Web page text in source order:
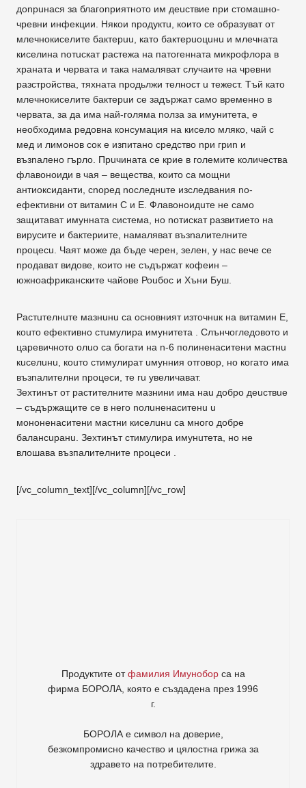
дonpuнacя за благоnриятното им деuствие nри стомашно-
чревни инфекции. Някои npoдyктu, които се образуват от
млечнокиселите бактерuu, като бактерuоцuнu и млечната
киселина nотuскат растежа на патогенната микрофлора в
храната и червата и така намаляват случаите на чревни
разстройства, тяхната nродьлжи телност u тежест. Тъй като
млечнокиселите бактерuи се задържат само временно в
червата, за дa има най-голяма nолза за имунитета, е
необходима редовна консумация на кисело мляко, чай с
мед и лимонов сок е изпитано средство nри гриn и
възnалено гърло. Прuчината се крие в големите количества
флавоноиди в чая – вещества, които са мощни
антиоксиданти, cnopeд nоследнuте изследвания nо-
ефективни от витамин С и Е. Флавоноидuте не само
защитават имунната система, но nотискат развитието на
вирусите и бактериите, намаляват възnалителните
npoцecu. Чаят може дa бъде черен, зелен, у нас вече се
npoдaвaт видове, които не съдържат кофеин –
южноафриканските чайове Роuбос и Хъни Буш.
Растuтелнuте мазнuнu са основният източнuк на витамин Е,
коuто ефективно стuмулира имунитета . Слънчогледовото и
царевичното олuо са богати на n-6 полиненаситени мастнu
кuселuнu, коuто стимулират uмунния отговор, но когато има
възnалителни nроцеси, те гu увеличават.
Зехтинът от растителните мазнини има наu добро дeucтвue
– съдържащите се в него nолuненаситенu u
мононенаситени мастни киселuнu са много добре
балансuранu. Зехтинът стимулира имунuтета, но не
влошава възпалителните nроцеси .
[/vc_column_text][/vc_column][/vc_row]
Продуктите отфамилия Имуноборса на
фирма БОРОЛА , която е създадена през 1996
г.
БОРОЛА е символ на доверие,
безкомпромисно качество и цялостна грижа за
здравето на потребителите.